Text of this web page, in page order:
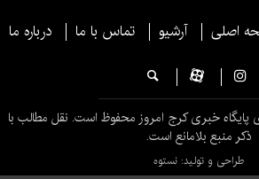
اصلی آرشیو تماس با ما درباره ما
خبری کرج امروز محفوظ است. نقل مطالب با
ذکر منبع بلامانع است.
طراحی و تولید: نستوه